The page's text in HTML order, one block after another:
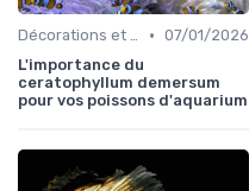
Décorations et plantes • 07/01/2026
L'importance du
ceratophyllum demersum
pour vos poissons d'aquarium